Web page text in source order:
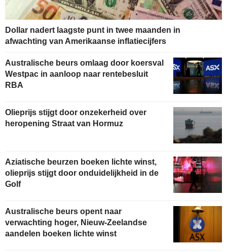
Dollar nadert laagste punt in twee maanden in
afwachting van Amerikaanse inflatiecijfers
Australische beurs omlaag door koersval
Westpac in aanloop naar rentebesluit
RBA
Olieprijs stijgt door onzekerheid over
heropening Straat van Hormuz
Aziatische beurzen boeken lichte winst,
olieprijs stijgt door onduidelijkheid in de
Golf
Australische beurs opent naar
verwachting hoger, Nieuw-Zeelandse
aandelen boeken lichte winst